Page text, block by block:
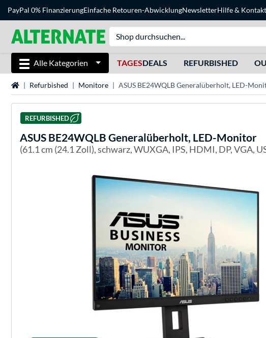
PayPal 0% FinanzierungEinfache Retouren-AbwicklungNewsletterHilfe& Kontakt
Alle Kategorien TAGESDEALS REFURBISHED
StartseiteRefurbished Monitore ASUS BE24WQLB Generalüberholt, LED-
REFURBISHED
ASUS BE24WQLB Generalüberholt, LED-Monitor
(61.1 cm (24.1 Zoll), schwarz, WUXGA, IPS, HDMI, DP, VGA,